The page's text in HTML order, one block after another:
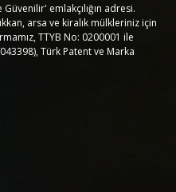
emlakçılığın adresi.
arsa ve kiralık mülkleriniz için
TTYB No: 0200001 ile
Türk Patent ve Marka